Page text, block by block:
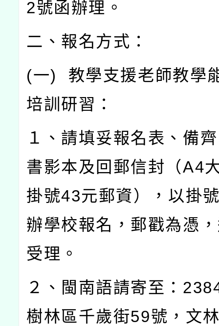
2號函辦理。
二、報名方式：
(一) 教學支援老師教學
培訓研習：
１、請填妥報名表、備
書影本及回郵信封（A4
掛號43元郵資），以掛
辦學校報名，郵戳為憑
受理。
２、閩南語請寄至：
樹林區千歲街59號，文